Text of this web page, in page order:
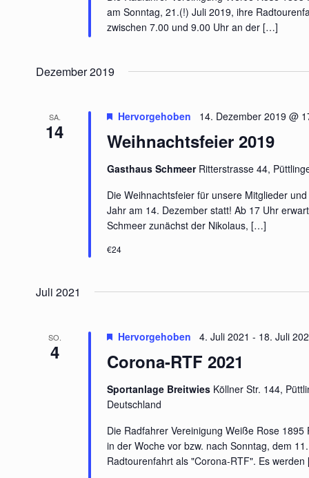
am Sonntag, 21.(!) Juli 2019, ihre
zwischen 7.00 und 9.00 Uhr an der[…]
Dezember 2019
SA.
14 Weihnachtsfeier 2019
Hervorgehoben 14. Dezember 2019 @
Gasthaus Schmeer Ritterstrasse 44,
Die Weihnachtsfeier für unsere Mitglieder
Jahr am 14. Dezember statt! Ab 17 Uhr
Schmeer zunächst der Nikolaus, […]
€24
Juli 2021
SO.
4 Corona-RTF 2021
Hervorgehoben 4. Juli 2021 - 18. Juli
Sportanlage Breitwies Köllner Str. 144,
Deutschland
Die Radfahrer Vereinigung Weiße Rose 1895
in der Woche vor bzw. nach Sonntag, dem
Radtourenfahrt als "Corona-RTF". Es werden